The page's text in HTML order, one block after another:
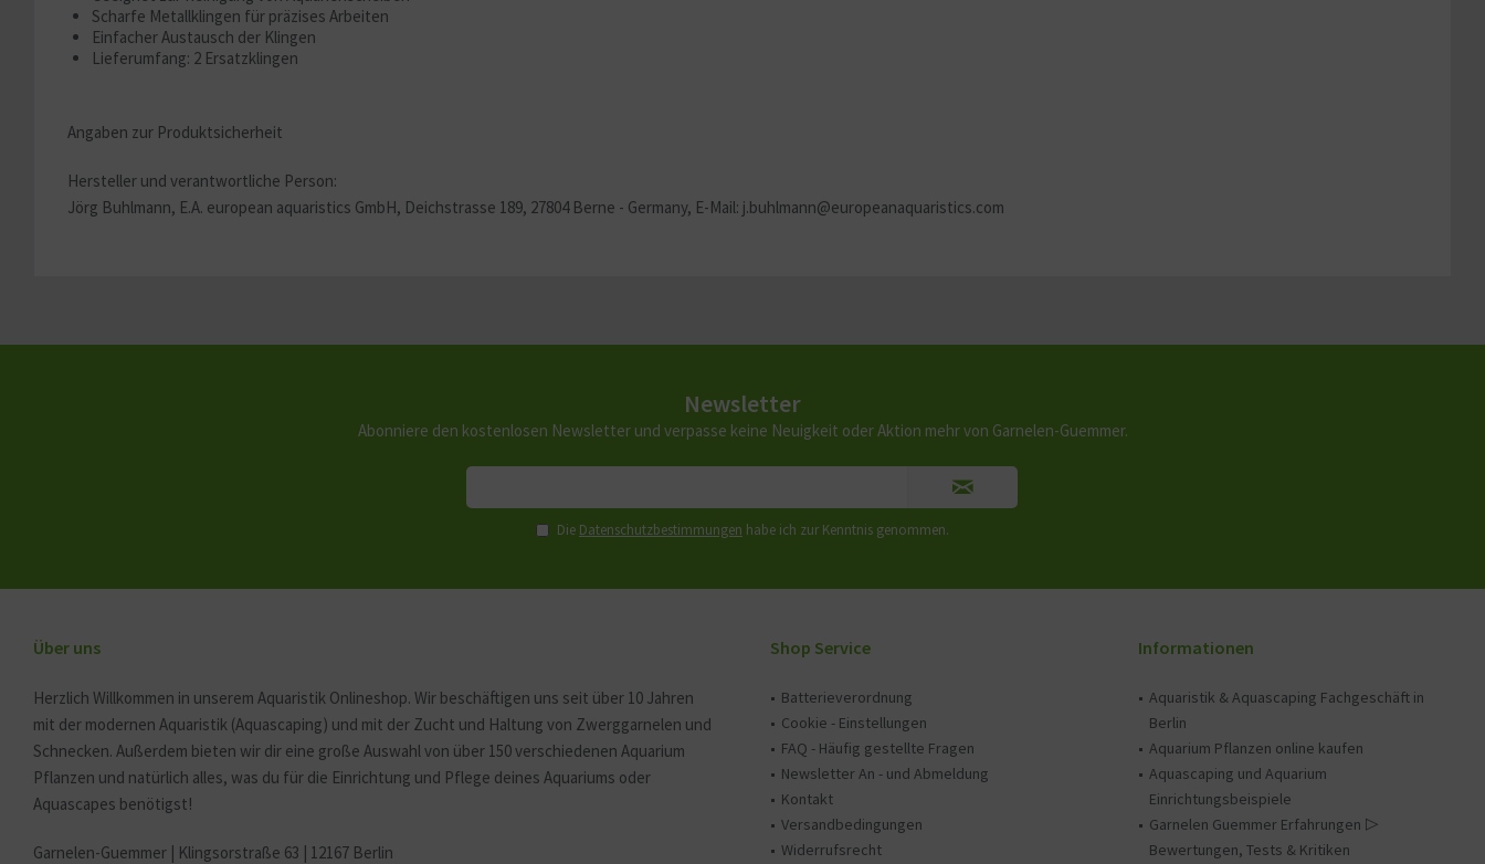
Scharfe Metallklingen für präzises Arbeiten
Einfacher Austausch der Klingen
Lieferumfang: 2 Ersatzklingen
Angaben zur Produktsicherheit
Hersteller und verantwortliche Person:
Jörg Buhlmann, E.A. european aquaristics GmbH, Deichstrasse 189, 27804 Berne - Germany, E-Mail: j.buhlmann@europeanaquaristics.com
Newsletter
Abonniere den kostenlosen Newsletter und verpasse keine Neuigkeit oder Aktion mehr von Garnelen-Guemmer.
Die Datenschutzbestimmungen habe ich zur Kenntnis genommen.
Über uns
Herzlich Willkommen in unserem Aquaristik Onlineshop. Wir beschäftigen uns seit über 10 Jahren
mit der modernen Aquaristik (Aquascaping) und mit der Zucht und Haltung von Zwerggarnelen und
Schnecken. Außerdem bieten wir dir eine große Auswahl von über 150 verschiedenen Aquarium
Pflanzen und natürlich alles, was du für die Einrichtung und Pflege deines Aquariums oder
Aquascapes benötigst!
Garnelen-Guemmer | Klingsorstraße 63 | 12167 Berlin
Shop Service
Batterieverordnung
Cookie - Einstellungen
FAQ - Häufig gestellte Fragen
Newsletter An - und Abmeldung
Kontakt
Versandbedingungen
Widerrufsrecht
Informationen
Aquaristik & Aquascaping Fachgeschäft in
Berlin
Aquarium Pflanzen online kaufen
Aquascaping und Aquarium
Einrichtungsbeispiele
Garnelen Guemmer Erfahrungen ▷
Bewertungen, Tests & Kritiken
Sonstige